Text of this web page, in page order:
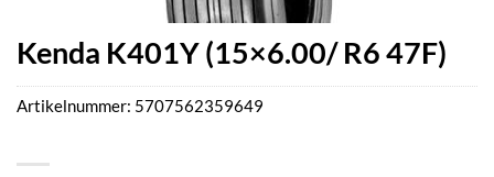
Kenda K401Y (15×6.00/ R6 47F)
Artikelnummer: 5707562359649